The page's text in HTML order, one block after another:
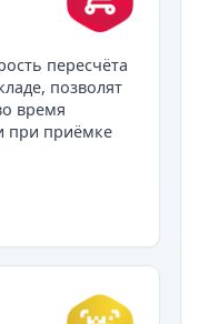
пересчёта
позволят
время
при приёмке